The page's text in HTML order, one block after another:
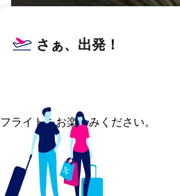
さぁ、出発！
フライトをお楽しみください。